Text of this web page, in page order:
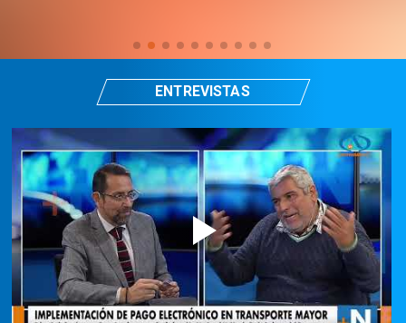
ENTREVISTAS